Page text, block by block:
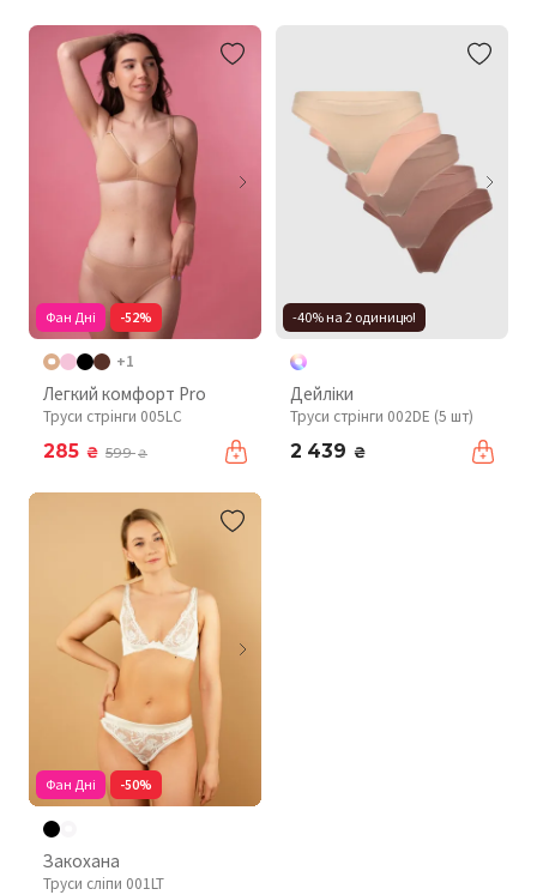
Фан Дні -52%
+1
Легкий комфорт Pro
Труси стрінги 005LC
285 ₴ 599₴
-40% на 2 одиницю!
Дейліки
Труси стрінги 002DE (5 шт)
2 439 ₴
Фан Дні -50%
Закохана
Труси сліпи 001LT